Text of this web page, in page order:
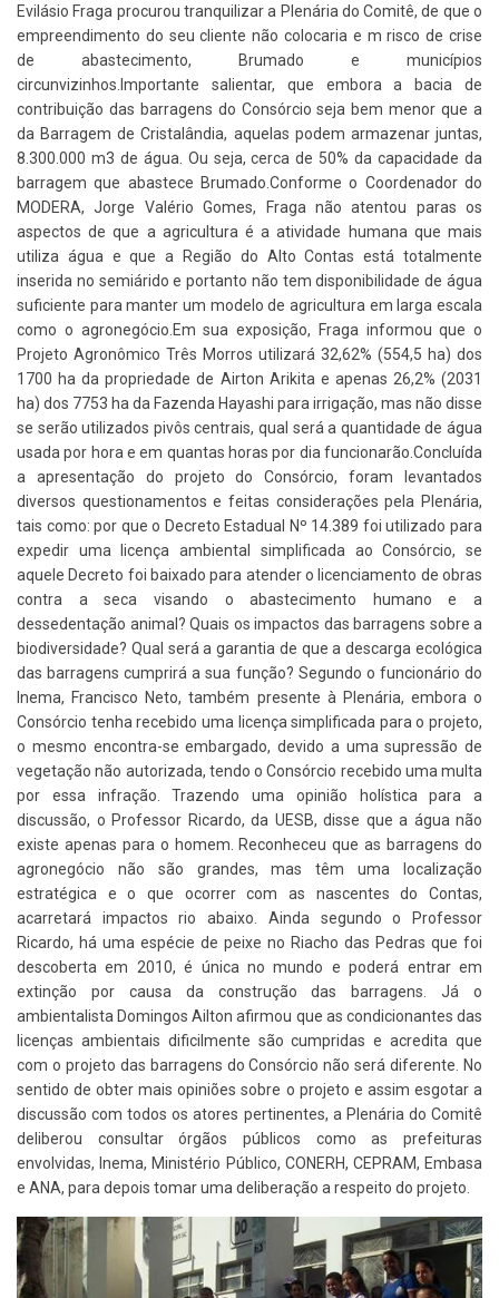
Evilásio Fraga procurou tranquilizar a Plenária do Comitê, de que o
empreendimento do seu cliente não colocaria e m risco de crise
de abastecimento, Brumado e municípios
circunvizinhos.Importante salientar, que embora a bacia de
contribuição das barragens do Consórcio seja bem menor que a
da Barragem de Cristalândia, aquelas podem armazenar juntas,
8.300.000 m3 de água. Ou seja, cerca de 50% da capacidade da
barragem que abastece Brumado.Conforme o Coordenador do
MODERA, Jorge Valério Gomes, Fraga não atentou paras os
aspectos de que a agricultura é a atividade humana que mais
utiliza água e que a Região do Alto Contas está totalmente
inserida no semiárido e portanto não tem disponibilidade de água
suficiente para manter um modelo de agricultura em larga escala
como o agronegócio.Em sua exposição, Fraga informou que o
Projeto Agronômico Três Morros utilizará 32,62% (554,5 ha) dos
1700 ha da propriedade de Airton Arikita e apenas 26,2% (2031
ha) dos 7753 ha da Fazenda Hayashi para irrigação, mas não disse
se serão utilizados pivôs centrais, qual será a quantidade de água
usada por hora e em quantas horas por dia funcionarão.Concluída
a apresentação do projeto do Consórcio, foram levantados
diversos questionamentos e feitas considerações pela Plenária,
tais como: por que o Decreto Estadual Nº 14.389 foi utilizado para
expedir uma licença ambiental simplificada ao Consórcio, se
aquele Decreto foi baixado para atender o licenciamento de obras
contra a seca visando o abastecimento humano e a
dessedentação animal? Quais os impactos das barragens sobre a
biodiversidade? Qual será a garantia de que a descarga ecológica
das barragens cumprirá a sua função? Segundo o funcionário do
Inema, Francisco Neto, também presente à Plenária, embora o
Consórcio tenha recebido uma licença simplificada para o projeto,
o mesmo encontra-se embargado, devido a uma supressão de
vegetação não autorizada, tendo o Consórcio recebido uma multa
por essa infração. Trazendo uma opinião holística para a
discussão, o Professor Ricardo, da UESB, disse que a água não
existe apenas para o homem. Reconheceu que as barragens do
agronegócio não são grandes, mas têm uma localização
estratégica e o que ocorrer com as nascentes do Contas,
acarretará impactos rio abaixo. Ainda segundo o Professor
Ricardo, há uma espécie de peixe no Riacho das Pedras que foi
descoberta em 2010, é única no mundo e poderá entrar em
extinção por causa da construção das barragens. Já o
ambientalista Domingos Ailton afirmou que as condicionantes das
licenças ambientais dificilmente são cumpridas e acredita que
com o projeto das barragens do Consórcio não será diferente. No
sentido de obter mais opiniões sobre o projeto e assim esgotar a
discussão com todos os atores pertinentes, a Plenária do Comitê
deliberou consultar órgãos públicos como as prefeituras
envolvidas, Inema, Ministério Público, CONERH, CEPRAM, Embasa
e ANA, para depois tomar uma deliberação a respeito do projeto.